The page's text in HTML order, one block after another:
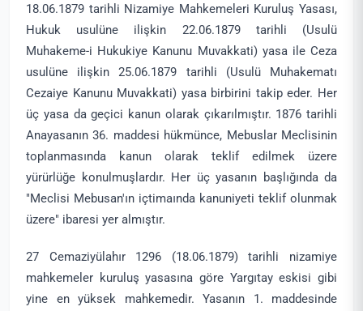
18.06.1879 tarihli Nizamiye Mahkemeleri Kuruluş Yasası,
Hukuk usulüne ilişkin 22.06.1879 tarihli (Usulü
Muhakeme-i Hukukiye Kanunu Muvakkati) yasa ile Ceza
usulüne ilişkin 25.06.1879 tarihli (Usulü Muhakematı
Cezaiye Kanunu Muvakkati) yasa birbirini takip eder. Her
üç yasa da geçici kanun olarak çıkarılmıştır. 1876 tarihli
Anayasanın 36. maddesi hükmünce, Mebuslar Meclisinin
toplanmasında kanun olarak teklif edilmek üzere
yürürlüğe konulmuşlardır. Her üç yasanın başlığında da
"Meclisi Mebusan'ın içtimaında kanuniyeti teklif olunmak
üzere" ibaresi yer almıştır.
27 Cemaziyülahır 1296 (18.06.1879) tarihli nizamiye
mahkemeler kuruluş yasasına göre Yargıtay eskisi gibi
yine en yüksek mahkemedir. Yasanın 1. maddesinde